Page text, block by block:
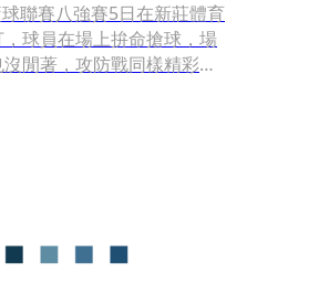
聯賽八強賽5日在新莊體育
球員在場上拚命搶球，場
閒著，攻防戰同樣精彩。